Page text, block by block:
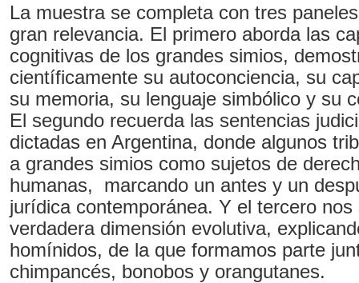
La muestra se completa con tres
gran relevancia. El primero aborda las
cognitivas de los grandes simios,
científicamente su autoconciencia, su
su memoria, su lenguaje simbólico y su
El segundo recuerda las sentencias
dictadas en Argentina, donde algunos
a grandes simios como sujetos de
humanas, marcando un antes y un
jurídica contemporánea. Y el tercero
verdadera dimensión evolutiva,
homínidos, de la que formamos parte
chimpancés, bonobos y orangutanes.